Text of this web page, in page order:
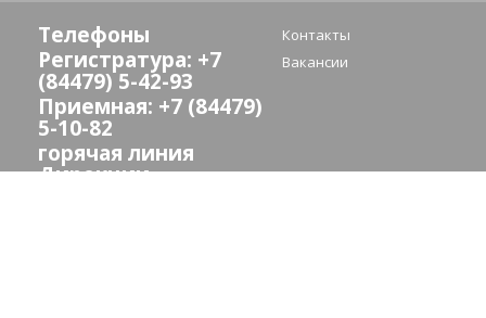
Телефоны
Регистратура: +7
(84479) 5-42-93
Приемная: +7 (84479)
5-10-82
горячая линия
Дирекции
Контакты
Вакансии